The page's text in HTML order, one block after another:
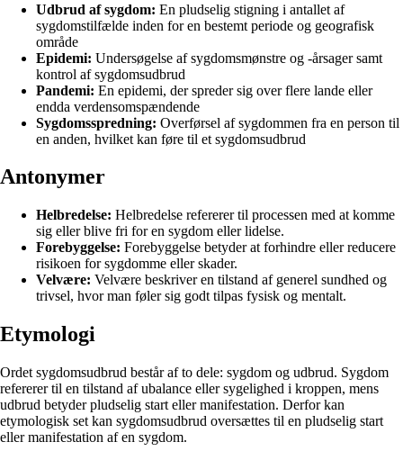
Udbrud af sygdom: En pludselig stigning i antallet af
sygdomstilfælde inden for en bestemt periode og geografisk
område
Epidemi: Undersøgelse af sygdomsmønstre og -årsager samt
kontrol af sygdomsudbrud
Pandemi: En epidemi, der spreder sig over flere lande eller
endda verdensomspændende
Sygdomsspredning: Overførsel af sygdommen fra en person til
en anden, hvilket kan føre til et sygdomsudbrud
Antonymer
Helbredelse: Helbredelse refererer til processen med at komme
sig eller blive fri for en sygdom eller lidelse.
Forebyggelse: Forebyggelse betyder at forhindre eller reducere
risikoen for sygdomme eller skader.
Velvære: Velvære beskriver en tilstand af generel sundhed og
trivsel, hvor man føler sig godt tilpas fysisk og mentalt.
Etymologi
Ordet sygdomsudbrud består af to dele: sygdom og udbrud. Sygdom
refererer til en tilstand af ubalance eller sygelighed i kroppen, mens
udbrud betyder pludselig start eller manifestation. Derfor kan
etymologisk set kan sygdomsudbrud oversættes til en pludselig start
eller manifestation af en sygdom.